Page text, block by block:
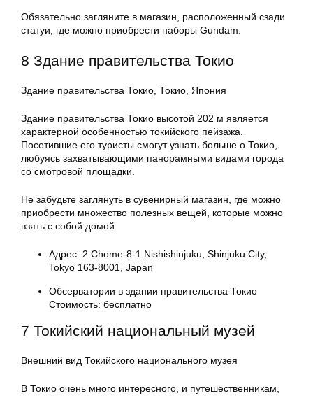
Обязательно загляните в магазин, расположенный сзади
статуи, где можно приобрести наборы Gundam.
8 Здание правительства Токио
Здание правительства Токио, Токио, Япония
Здание правительства Токио высотой 202 м является
характерной особенностью токийского пейзажа.
Посетившие его туристы смогут узнать больше о Токио,
любуясь захватывающими панорамными видами города
со смотровой площадки.
Не забудьте заглянуть в сувенирный магазин, где можно
приобрести множество полезных вещей, которые можно
взять с собой домой.
Адрес: 2 Chome-8-1 Nishishinjuku, Shinjuku City,
Tokyo 163-8001, Japan
Обсерватории в здании правительства Токио
Стоимость: бесплатно
7 Токийский национальный музей
Внешний вид Токийского национального музея
В Токио очень много интересного, и путешественникам,